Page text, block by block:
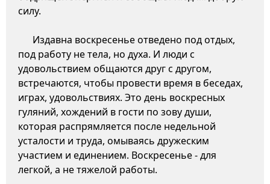
силу.
Издавна воскресенье отведено под отдых,
под работу не тела, но духа. И люди с
удовольствием общаются друг с другом,
встречаются, чтобы провести время в беседах,
играх, удовольствиях. Это день воскресных
гуляний, хождений в гости по зову души,
которая распрямляется после недельной
усталости и труда, омываясь дружеским
участием и единением. Воскресенье - для
легкой, а не тяжелой работы.